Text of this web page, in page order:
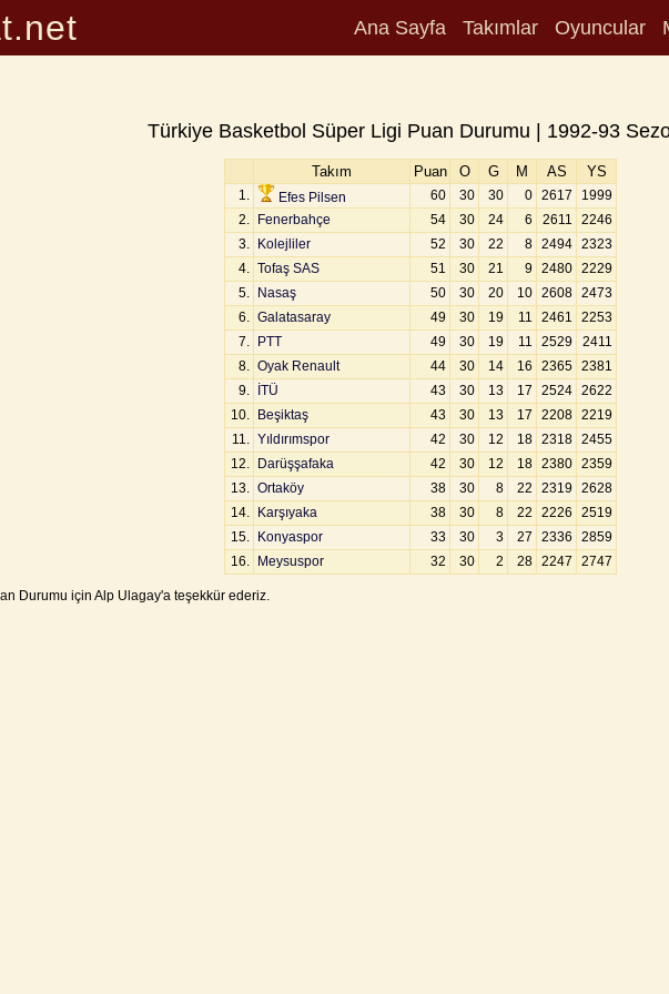
Ana Sayfa Takımlar Oyuncular
Türkiye Basketbol Süper Ligi Puan Durumu | 1992-93
Takım Puan O G M AS YS
1. Efes Pilsen 60 30 30 0 2617
1999
2.
Fenerbahçe 54 30 24 6 2611
2246
3.
Kolejliler 52 30 22 8 2494 2323
4. Tofaş SAS 51 30 21 9 2480 2229
5.
Nasaş 50 30 20 10 2608 2473
6. Galatasaray 49 30 19 11 2461
2253
7.
PTT 49 30 19 11 2529
2411
8. Oyak Renault 44 30 14 16 2365 2381
9.
İTÜ 43 30 13 17 2524 2622
10.
Beşiktaş 43 30 13 17 2208 2219
11. Yıldırımspor 42 30 12 18 2318 2455
12.
Darüşşafaka 42 30 12 18 2380 2359
13. Ortaköy 38 30 8 22 2319 2628
14.
Karşıyaka 38 30 8 22 2226
2519
15.
Konyaspor 33 30 3 27 2336
2859
16.
Meysuspor 32 30 2 28 2247 2747
Durumu için Alp Ulagay'a teşekkür ederiz.